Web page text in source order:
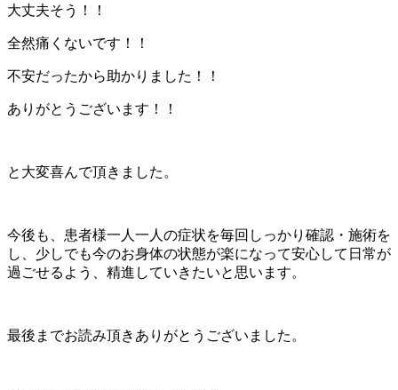
大丈夫そう！！
全然痛くないです！！
不安だったから助かりました！！
ありがとうございます！！
と大変喜んで頂きました。
今後も、患者様一人一人の症状を毎回しっかり確認・施術を
し、少しでも今のお身体の状態が楽になって安心して日常が
過ごせるよう、精進していきたいと思います。
最後までお読み頂きありがとうございました。